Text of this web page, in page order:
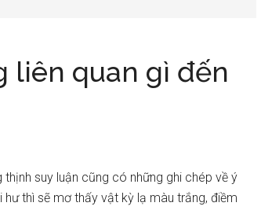
liên quan gì đến
suy luận cũng có những ghi chép về ý
thì sẽ mơ thấy vật kỳ lạ màu trắng, điềm